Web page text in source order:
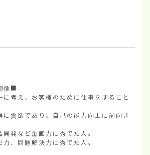
像■
考え、お客様のために仕事をすること
貪欲であり、自己の能力向上に前向き
発など企画力に秀でた人。
、問題解決力に秀でた人。